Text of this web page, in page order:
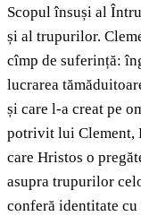
Scopul însuși al
și al trupurilor.
cîmp de suferință:
lucrarea
și care l-a creat pe
potrivit lui Clement,
care Hristos o
asupra trupurilor
conferă identitate